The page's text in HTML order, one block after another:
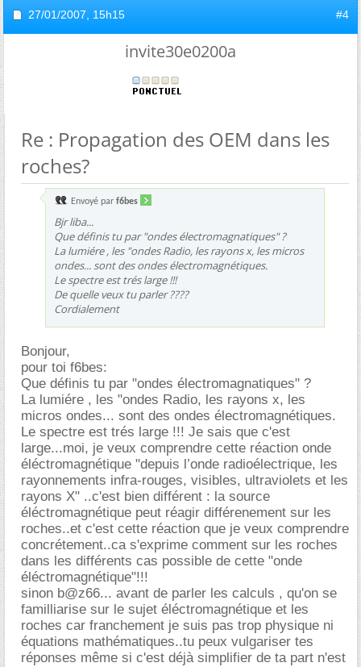
27/01/2007, 15h15 #4
invite30e0200a
Re : Propagation des OEM dans les
roches?
Envoyé par f6bes
Bjr liba...
Que définis tu par "ondes électromagnatiques" ?
La lumiére , les "ondes Radio, les rayons x, les micros
ondes... sont des ondes électromagnétiques.
Le spectre est trés large !!!
De quelle veux tu parler ????
Cordialement
Bonjour,
pour toi f6bes:
Que définis tu par "ondes électromagnatiques" ?
La lumiére , les "ondes Radio, les rayons x, les
micros ondes... sont des ondes électromagnétiques.
Le spectre est trés large !!! Je sais que c'est
large...moi, je veux comprendre cette réaction onde
éléctromagnétique "depuis l’onde radioélectrique, les
rayonnements infra-rouges, visibles, ultraviolets et les
rayons X" ..c'est bien différent : la source
éléctromagnétique peut réagir différenement sur les
roches..et c'est cette réaction que je veux comprendre
concrétement..ca s'exprime comment sur les roches
dans les différents cas possible de cette "onde
éléctromagnétique"!!!
sinon b@z66... avant de parler les calculs , qu'on se
familliarise sur le sujet éléctromagnétique et les
roches car franchement je suis pas trop physique ni
équations mathématiques..tu peux vulgariser tes
réponses même si c'est déjà simplifier de ta part n'est